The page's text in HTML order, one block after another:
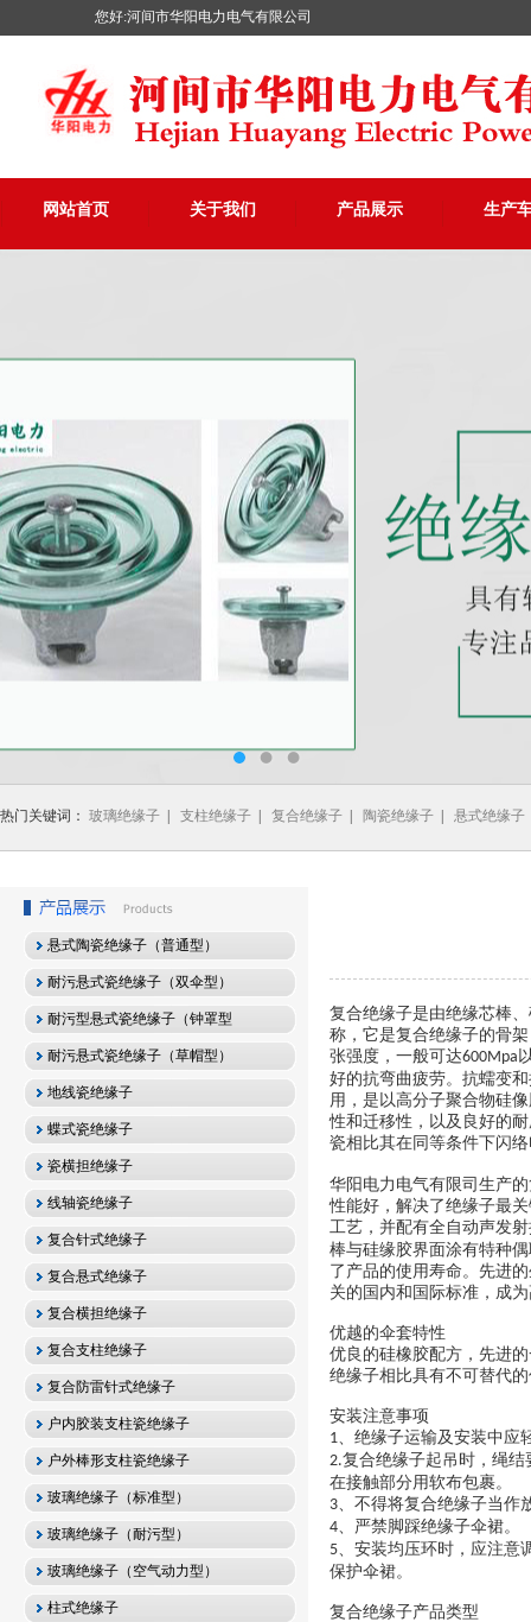
您好:河间市华阳电力电气有限公司
网站首页 关于我们 产品展示 生产
热门关键词： 玻璃绝缘子 支柱绝缘子 复合绝缘子 陶瓷绝缘子 悬式绝缘子
悬式陶瓷绝缘子（普通型）
耐污悬式瓷绝缘子（双伞型）
耐污型悬式瓷绝缘子（钟罩型
耐污悬式瓷绝缘子（草帽型）
地线瓷绝缘子
蝶式瓷绝缘子
瓷横担绝缘子
线轴瓷绝缘子
复合针式绝缘子
复合悬式绝缘子
复合横担绝缘子
复合支柱绝缘子
复合防雷针式绝缘子
户内胶装支柱瓷绝缘子
户外棒形支柱瓷绝缘子
玻璃绝缘子（标准型）
玻璃绝缘子（耐污型）
玻璃绝缘子（空气动力型）
柱式绝缘子
复合绝缘子是由绝缘芯棒
称，它是复合绝缘子的骨
张强度，一般可达600Mpa
好的抗弯曲疲劳。抗蠕变
用，是以高分子聚合物硅
性和迁移性，以及良好的
瓷相比其在同等条件下闪
华阳电力电气有限司生产
性能好，解决了绝缘子最
工艺，并配有全自动声发
棒与硅缘胶界面涂有特种
了产品的使用寿命。先进
关的国内和国际标准，成
优越的伞套特性
优良的硅橡胶配方，先进
绝缘子相比具有不可替代
安装注意事项
1、绝缘子运输及安装中应
2.复合绝缘子起吊时，绳
在接触部分用软布包裹。
3、不得将复合绝缘子当作
4、严禁脚踩绝缘子伞裙。
5、安装均压环时，应注意
保护伞裙。
复合绝缘子产品类型